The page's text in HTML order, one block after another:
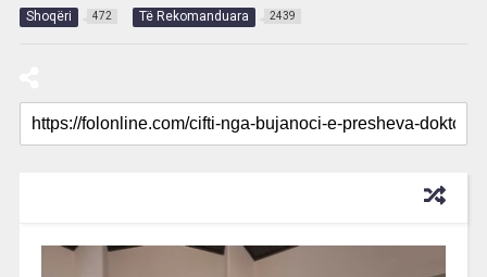
Shoqëri 472 Të Rekomanduara 2439